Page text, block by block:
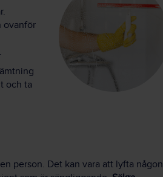
ovanför
och ta
person. Det kan vara att lyfta någon